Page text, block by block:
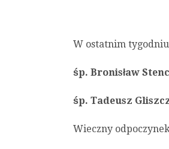
W ostatnim
śp. Bronisław
śp. Tadeusz
Wieczny